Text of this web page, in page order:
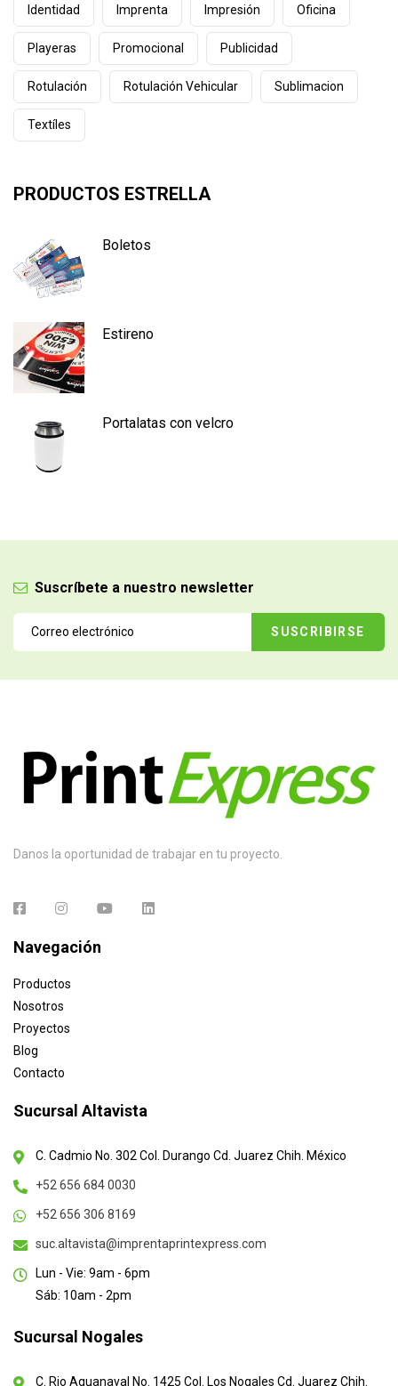
Identidad Imprenta Impresión Oficina
Playeras Promocional Publicidad
Rotulación Rotulación Vehicular Sublimacion
Textíles
PRODUCTOS ESTRELLA
Boletos
Estireno
Portalatas con velcro
Suscríbete a nuestro newsletter
Danos la oportunidad de trabajar en tu proyecto.
Navegación
Productos
Nosotros
Proyectos
Blog
Contacto
Sucursal Altavista
C. Cadmio No. 302 Col. Durango Cd. Juarez Chih. México
+52 656 684 0030
+52 656 306 8169
suc.altavista@imprentaprintexpress.com
Lun - Vie: 9am - 6pm
Sáb: 10am - 2pm
Sucursal Nogales
C. Rio Aguanaval No. 1425 Col. Los Nogales Cd. Juarez Chih.